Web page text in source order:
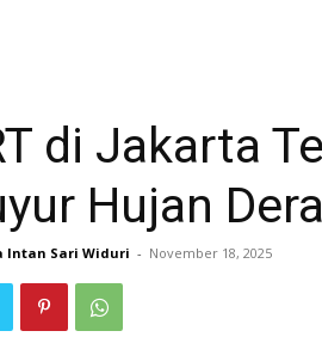
di Jakarta
Hujan
Intan Sari Widuri - November 18, 2025